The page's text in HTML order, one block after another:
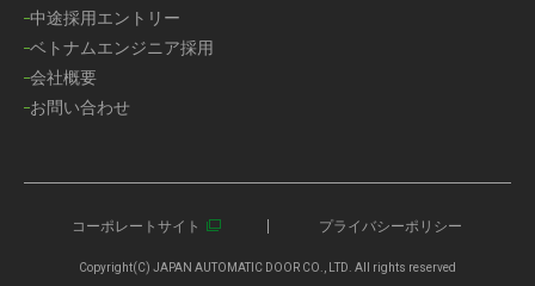
中途採用エントリー
ベトナムエンジニア採用
会社概要
お問い合わせ
Copyright(C) JAPAN AUTOMATIC DOOR CO., LTD. All rights reserved
コーポレートサイト プライバシーポリシー